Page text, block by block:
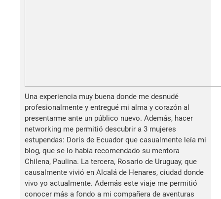
Una experiencia muy buena donde me desnudé
profesionalmente y entregué mi alma y corazón al
presentarme ante un público nuevo. Además, hacer
networking me permitió descubrir a 3 mujeres
estupendas: Doris de Ecuador que casualmente leía mi
blog, que se lo había recomendado su mentora
Chilena, Paulina. La tercera, Rosario de Uruguay, que
causalmente vivió en Alcalá de Henares, ciudad donde
vivo yo actualmente. Además este viaje me permitió
conocer más a fondo a mi compañera de aventuras